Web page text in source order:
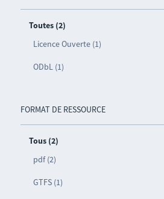
Toutes (2)
Licence Ouverte (1)
ODbL (1)
FORMAT DE RESSOURCE
Tous (2)
pdf (2)
GTFS (1)